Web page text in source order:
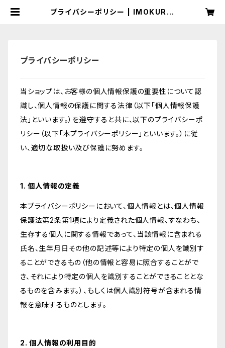
プライバシーポリシー | IMOKURIE
プライバシーポリシー
当ショップは、お客様の個人情報保護の重要性について認
識し、個人情報の保護に関する法律（以下「個人情報保護
法」といいます。）を遵守すると共に、以下のプライバシーポ
リシー（以下「本プライバシーポリシー」といいます。）に従
い、適切な取扱い及び保護に努めます。
1. 個人情報の定義
本プライバシーポリシーにおいて、個人情報とは、個人情報
保護法第2条第1項により定義された個人情報、すなわち、
生存する個人に関する情報であって、当該情報に含まれる
氏名、生年月日その他の記述等により特定の個人を識別す
ることができるもの（他の情報と容易に照合することがで
き、それにより特定の個人を識別することができることとな
るものを含みます。）、もしくは個人識別符号が含まれる情
報を意味するものとします。
2. 個人情報の利用目的